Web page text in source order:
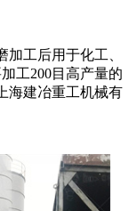
工后用于化工、
工200目高产量的
海建冶重工机械有